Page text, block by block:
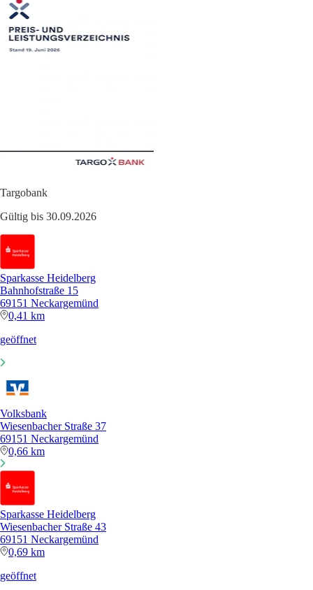
Targobank
Gültig bis 30.09.2026
Sparkasse Heidelberg
Bahnhofstraße 15
69151 Neckargemünd
0,41 km
geöffnet
Volksbank
Wiesenbacher Straße 37
69151 Neckargemünd
0,66 km
Sparkasse Heidelberg
Wiesenbacher Straße 43
69151 Neckargemünd
0,69 km
geöffnet